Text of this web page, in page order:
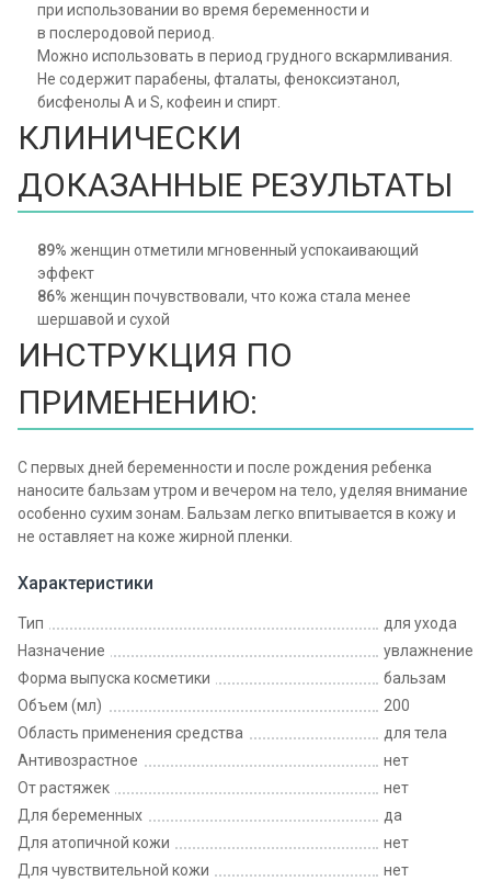
при использовании во время беременности и
в послеродовой период.
Можно использовать в период грудного вскармливания.
Не содержит парабены, фталаты, феноксиэтанол,
бисфенолы A и S, кофеин и спирт.
КЛИНИЧЕСКИ
ДОКАЗАННЫЕ РЕЗУЛЬТАТЫ
89% женщин отметили мгновенный успокаивающий
эффект
86% женщин почувствовали, что кожа стала менее
шершавой и сухой
ИНСТРУКЦИЯ ПО
ПРИМЕНЕНИЮ:
С первых дней беременности и после рождения ребенка
наносите бальзам утром и вечером на тело, уделяя внимание
особенно сухим зонам. Бальзам легко впитывается в кожу и
не оставляет на коже жирной пленки.
Характеристики
Тип
для ухода
Назначение
увлажнение
Форма выпуска косметики
бальзам
Объем (мл)
200
Область применения средства
для тела
Антивозрастное
нет
От растяжек
нет
Для беременных
да
Для атопичной кожи
нет
Для чувствительной кожи
нет